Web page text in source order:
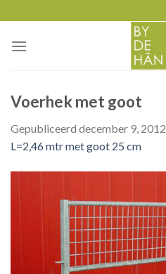
to
content
Voerhek met goot
Gepubliceerd december 9, 2012
L=2,46 mtr met goot 25 cm